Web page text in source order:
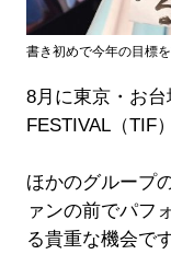
書き初めで今年の目標
8月に東京・お
FESTIVAL（TIF
ほかのグループ
ァンの前でパフ
る貴重な機会です